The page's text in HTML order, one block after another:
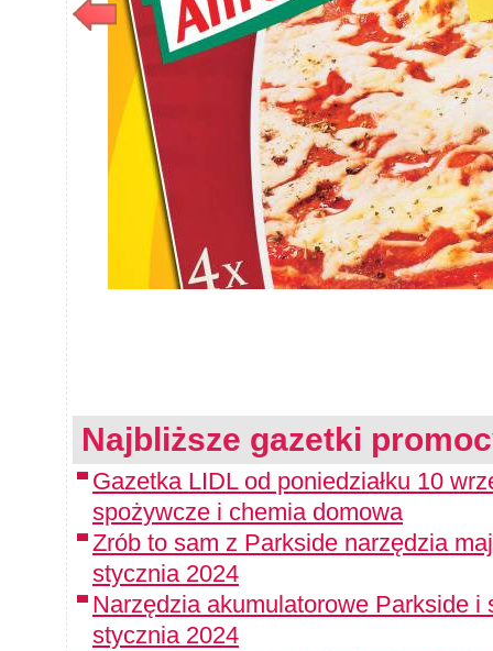
Najbliższe gazetki
Gazetka LIDL od poniedziałku 10
spożywcze i chemia domowa
Zrób to sam z Parkside narzędzia
stycznia 2024
Narzędzia akumulatorowe Parkside i
stycznia 2024